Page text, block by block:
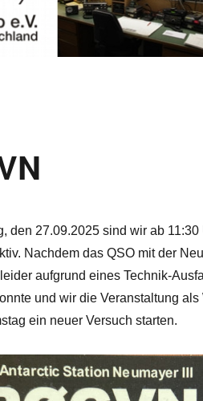
den 27.09.2025 sind wir ab
Nachdem das QSO mit der
aufgrund eines Technik-
und wir die Veranstaltung
ein neuer Versuch starten.